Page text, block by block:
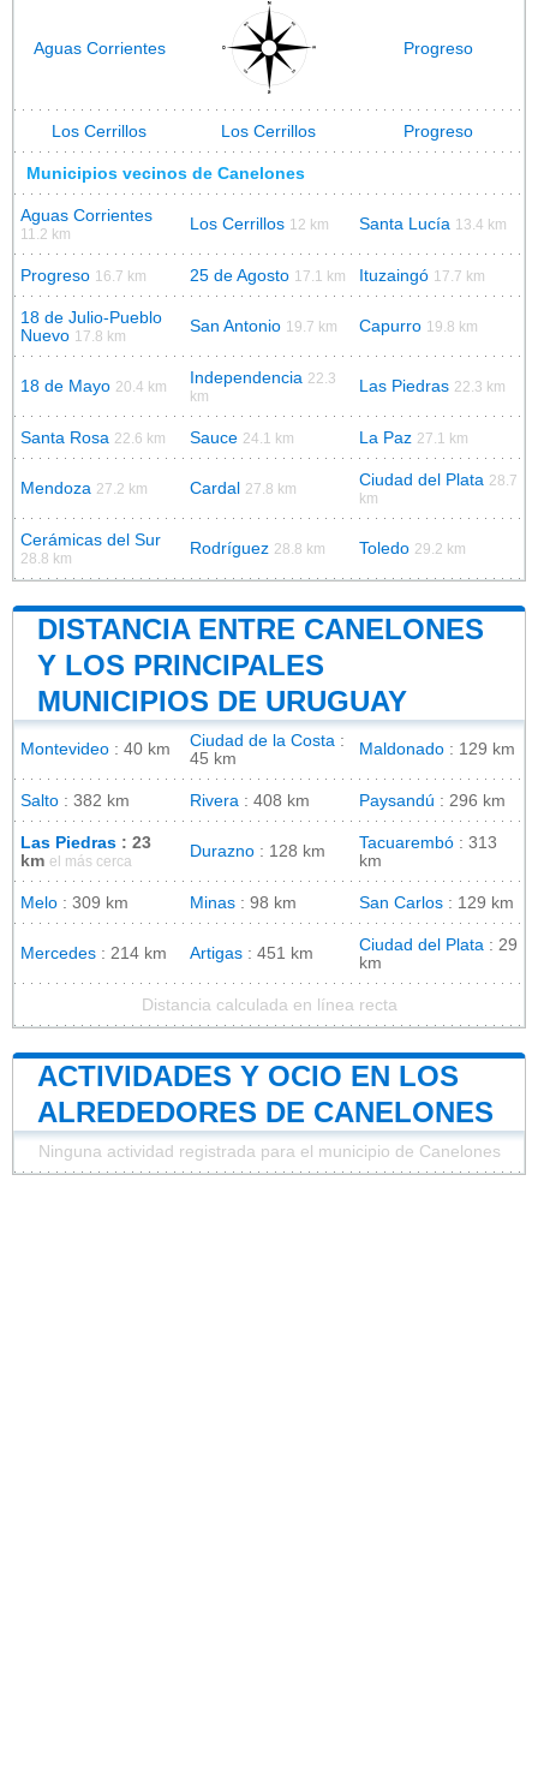
Aguas Corrientes Progreso
Los Cerrillos Los Cerrillos Progreso
Municipios vecinos de Canelones
Aguas Corrientes
11.2 km
Los Cerrillos 12 km Santa Lucía 13.4 km
Progreso 16.7 km 25 de Agosto 17.1 km Ituzaingó 17.7 km
18 de Julio-Pueblo
Nuevo 17.8 km
San Antonio 19.7 km Capurro 19.8 km
18 de Mayo 20.4 km Independencia 22.3
km
Las Piedras 22.3 km
Santa Rosa 22.6 km Sauce 24.1 km La Paz 27.1 km
Mendoza 27.2 km Cardal 27.8 km Ciudad del Plata 28.7
km
Cerámicas del Sur
28.8 km
Rodríguez 28.8 km Toledo 29.2 km
DISTANCIA ENTRE CANELONES
Y LOS PRINCIPALES
MUNICIPIOS DE URUGUAY
Montevideo : 40 km Ciudad de la Costa :
45 km
Maldonado : 129 km
Salto : 382 km Rivera : 408 km Paysandú : 296 km
Las Piedras : 23
km el más cerca
Durazno : 128 km Tacuarembó : 313
km
Melo : 309 km Minas : 98 km San Carlos : 129 km
Mercedes : 214 km Artigas : 451 km Ciudad del Plata : 29
km
Distancia calculada en línea recta
ACTIVIDADES Y OCIO EN LOS
ALREDEDORES DE CANELONES
Ninguna actividad registrada para el municipio de Canelones